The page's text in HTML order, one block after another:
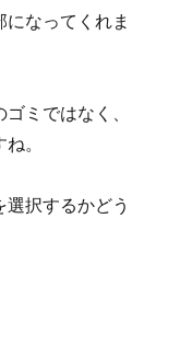
なってくれま
ミではなく、
。
択するかどう